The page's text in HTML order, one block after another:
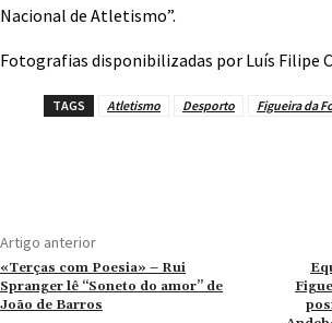
Nacional de Atletismo”.
Fotografias disponibilizadas por Luís Filipe
TAGS Atletismo Desporto Figueira da
Artigo anterior
«Terças com Poesia» – Rui
Spranger lê “Soneto do amor” de
João de Barros